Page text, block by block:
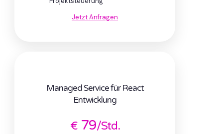
Jetzt Anfragen
Managed Service für React
Entwicklung
€79/Std.